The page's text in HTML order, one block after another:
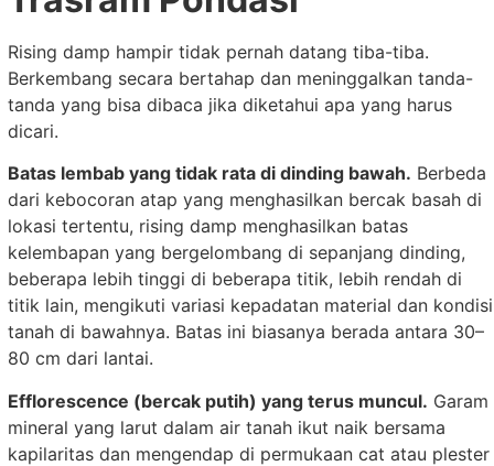
Rising damp hampir tidak pernah datang tiba-tiba.
Berkembang secara bertahap dan meninggalkan tanda-
tanda yang bisa dibaca jika diketahui apa yang harus
dicari.
Batas lembab yang tidak rata di dinding bawah. Berbeda
dari kebocoran atap yang menghasilkan bercak basah di
lokasi tertentu, rising damp menghasilkan batas
kelembapan yang bergelombang di sepanjang dinding,
beberapa lebih tinggi di beberapa titik, lebih rendah di
titik lain, mengikuti variasi kepadatan material dan kondisi
tanah di bawahnya. Batas ini biasanya berada antara 30–
80 cm dari lantai.
Efflorescence (bercak putih) yang terus muncul. Garam
mineral yang larut dalam air tanah ikut naik bersama
kapilaritas dan mengendap di permukaan cat atau plester